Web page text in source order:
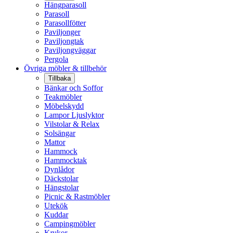
Hängparasoll
Parasoll
Parasollfötter
Paviljonger
Paviljongtak
Paviljongväggar
Pergola
Övriga möbler & tillbehör
Tillbaka
Bänkar och Soffor
Teakmöbler
Möbelskydd
Lampor Ljuslyktor
Vilstolar & Relax
Solsängar
Mattor
Hammock
Hammocktak
Dynlådor
Däckstolar
Hängstolar
Picnic & Rastmöbler
Utekök
Kuddar
Campingmöbler